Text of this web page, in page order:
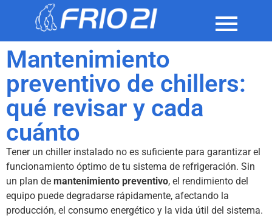
Mantenimiento
preventivo de chillers:
qué revisar y cada
cuánto
Tener un chiller instalado no es suficiente para garantizar el
funcionamiento óptimo de tu sistema de refrigeración. Sin
un plan de mantenimiento preventivo, el rendimiento del
equipo puede degradarse rápidamente, afectando la
producción, el consumo energético y la vida útil del sistema.